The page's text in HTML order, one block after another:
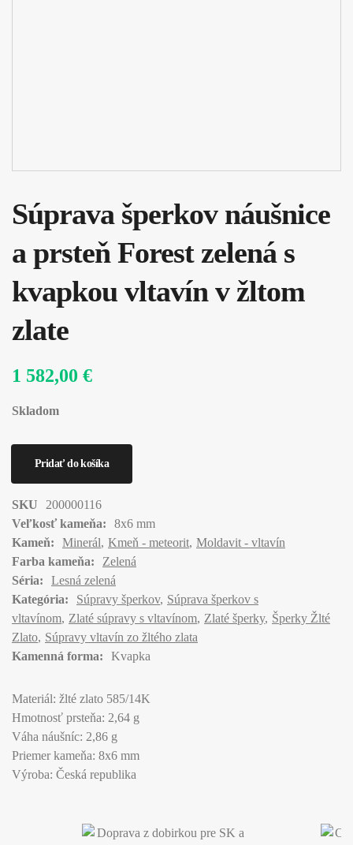
Súprava šperkov náušnice
a prsteň Forest zelená s
kvapkou vltavín v žltom
zlate
1 582,00 €
Skladom
SKU
200000116
Veľkosť kameňa:
8x6 mm
Kameň:
Minerál Kmeň - meteorit Moldavit - vltavín
Farba kameňa:
Zelená
Séria:
Lesná zelená
Kategória:
Súpravy šperkov Súprava šperkov s
vltavínom Zlaté súpravy s vltavínom Zlaté šperky Šperky Žlté
Zlato Súpravy vltavín zo žltého zlata
Kamenná forma:
Kvapka
Materiál: žlté zlato 585/14K
Hmotnosť prsteňa: 2,64 g
Váha náušníc: 2,86 g
Priemer kameňa: 8x6 mm
Výroba: Česká republika